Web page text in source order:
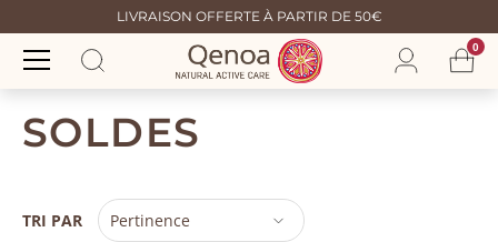
SOLDES
TRI PAR Pertinence
LIVRAISON OFFERTE À PARTIR DE 50€
0